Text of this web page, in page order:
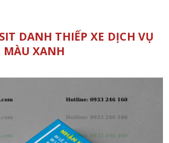
DANH THIẾP XE DỊCH VỤ
MÀU XANH